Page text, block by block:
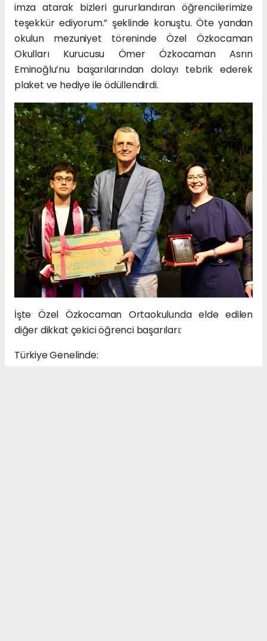
imza atarak bizleri gururlandıran öğrencilerimize
teşekkür ediyorum.” şeklinde konuştu. Öte yandan
okulun mezuniyet töreninde Özel Özkocaman
Okulları Kurucusu Ömer Özkocaman Asrın
Eminoğlu’nu başarılarından dolayı tebrik ederek
plaket ve hediye ile ödüllendirdi.
İşte Özel Özkocaman Ortaokulunda elde edilen
diğer dikkat çekici öğrenci başarıları:
Türkiye Genelinde: